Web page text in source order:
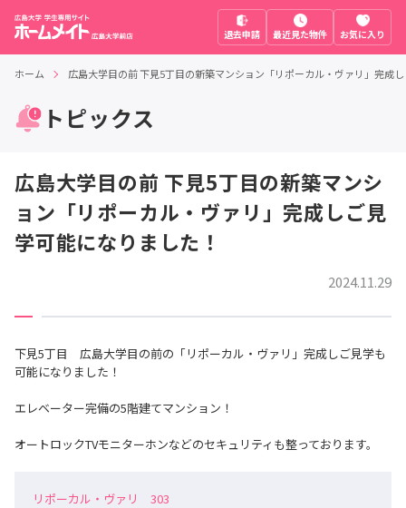
退去申請 最近見た物件 お気に入り
ホーム 広島大学目の前 下見5丁目の新築マンション「リポーカル・ヴァリ」完成
トピックス
広島大学目の前 下見5丁目の新築マンシ
ョン「リポーカル・ヴァリ」完成しご見
学可能になりました！
2024.11.29
下見5丁目 広島大学目の前の「リポーカル・ヴァリ」完成しご見学も
可能になりました！
エレベーター完備の5階建てマンション！
オートロックTVモニターホンなどのセキュリティも整っております。
リポーカル・ヴァリ 303